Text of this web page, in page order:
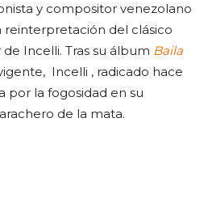
Club
y compositor venezolano
reinterpretación del clásico
Incelli. Tras su álbum Baila
Incelli , radicado hace
por la fogosidad en su
de la mata.